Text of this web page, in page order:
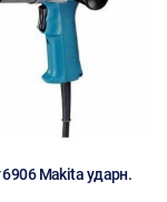
6906 Makita ударн.